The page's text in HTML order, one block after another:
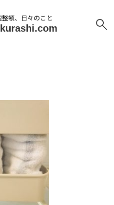
頓、日々のこと